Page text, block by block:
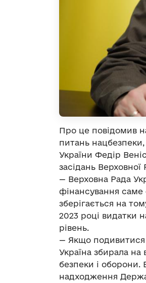
Про це повідомив
питань
України Федір
засідань
— Верховна Рада
фінансування саме
зберігається на
2023 році видатки
рівень.
— Якщо подивитися
Україна збирала
безпеки і оборони.
надходження